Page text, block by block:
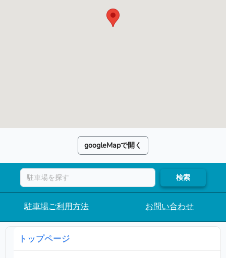
googleMapで開く
検索
駐車場ご利用方法 お問い合わせ
トップページ